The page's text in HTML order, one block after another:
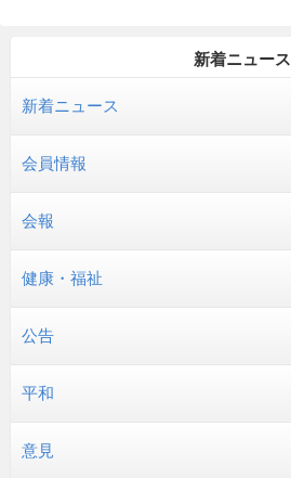
新着ニュース
新着ニュース
会員情報
会報
健康・福祉
公告
平和
意見